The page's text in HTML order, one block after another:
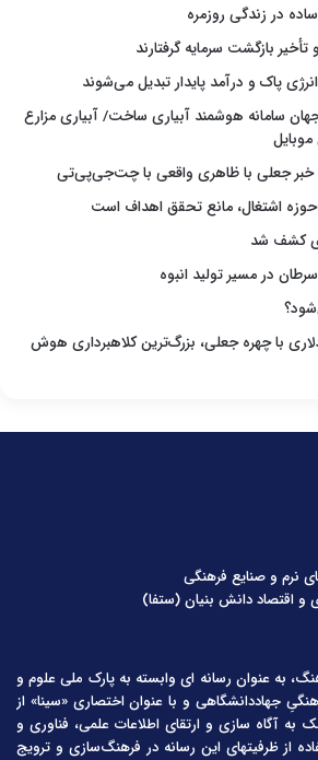
ساده در زندگی روزمره
بازگشت سرمایه گرفتارند
پاک و درآمد پایدار تبدیل می‌شوند
سامانه هوشمند آبیاری ساخت/ آبیاری مزارع
خبر جعلی با ظاهری واقعی با چت‌جی‌پی‌تی
اشتغال، مانع تحقق اهداف است
کشف شد
در مسیر تولید انبوه
۲۵ میلیون دلاری با چهره جعلی، بزرگ‌ترین کلاهبرداری هوش
نرم و صنایع فرهنگی
و اقتصاد دانش بنیان (ستفا)
به عنوان رسانه ای وابسته به پارک ملی علوم و
جهاددانشگاهی و با عنوان اختصاری «سینا» از
منظور کمک به آگاه سازی و ارتقای اطلاعات علمی، فناوری و
از ظرفیتهای این رسانه در فرهنگ‌سازی و ترویج